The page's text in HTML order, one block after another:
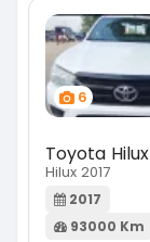
6
Toyota Hilux
Hilux 2017
2017
93000 Km